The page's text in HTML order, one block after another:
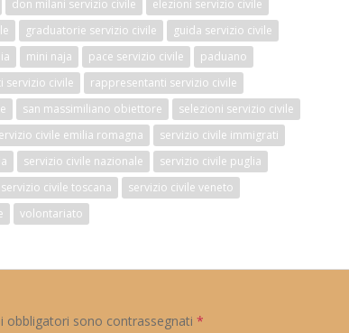
don milani servizio civile
elezioni servizio civile
graduatorie servizio civile
guida servizio civile
mini naja pace servizio civile
paduano
servizio civile
rappresentanti servizio civile
san massimiliano obiettore
selezioni servizio civile
civile emilia romagna
servizio civile immigrati
servizio civile nazionale
servizio civile puglia
servizio civile toscana
servizio civile veneto
volontariato
obbligatori sono contrassegnati *